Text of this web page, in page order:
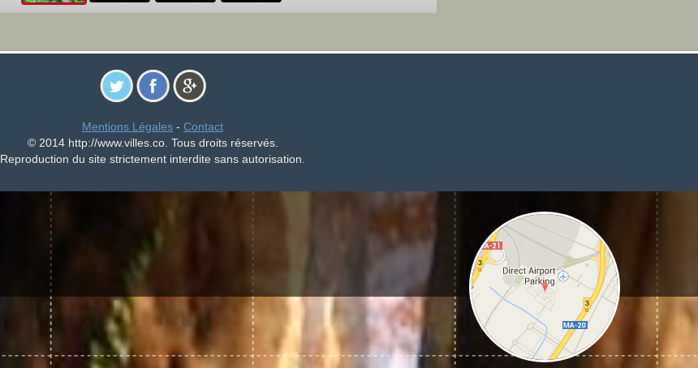
Mentions Légales - Contact
© 2014 http://www.villes.co. Tous droits réservés.
Reproduction du site strictement interdite sans autorisation.